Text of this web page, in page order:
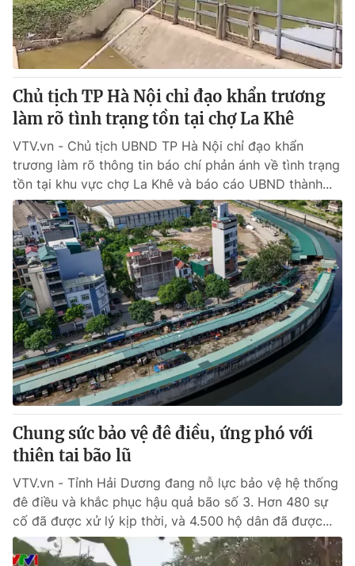
Sản phẩm
Thị trường
Tư vấn
Lịch phát sóng
Chuyên mục khác
Emagazine Podcast
Photo Infographic
Video Shorts video
VTV Money VTV Thể thao
VTV Sức khoẻ Bất động sản
Thị trường 24h Tấm lòng Việt
VTV4 Vươn mình bằng AI
VTV9
Liên hệ tòa soạn English
Chủ tịch TP Hà Nội chỉ đạo khẩn trương
làm rõ tình trạng tồn tại chợ La Khê
VTV.vn - Chủ tịch UBND TP Hà Nội chỉ đạo khẩn
trương làm rõ thông tin báo chí phản ánh về tình trạng
tồn tại khu vực chợ La Khê và báo cáo UBND thành...
Chung sức bảo vệ đê điều, ứng phó với
thiên tai bão lũ
VTV.vn - Tỉnh Hải Dương đang nỗ lực bảo vệ hệ thống
đê điều và khắc phục hậu quả bão số 3. Hơn 480 sự
cố đã được xử lý kịp thời, và 4.500 hộ dân đã được...